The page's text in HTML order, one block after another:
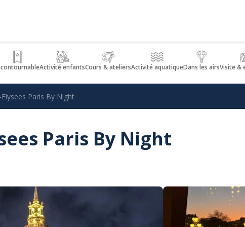
Activité enfantsCours & ateliersActivité aquatiqueDans les airsVisite &
Paris By Night
Paris By Night